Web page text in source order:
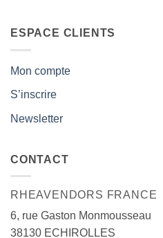
ESPACE CLIENTS
Mon compte
S’inscrire
Newsletter
CONTACT
RHEAVENDORS FRANCE
6, rue Gaston Monmousseau
38130 ECHIROLLES